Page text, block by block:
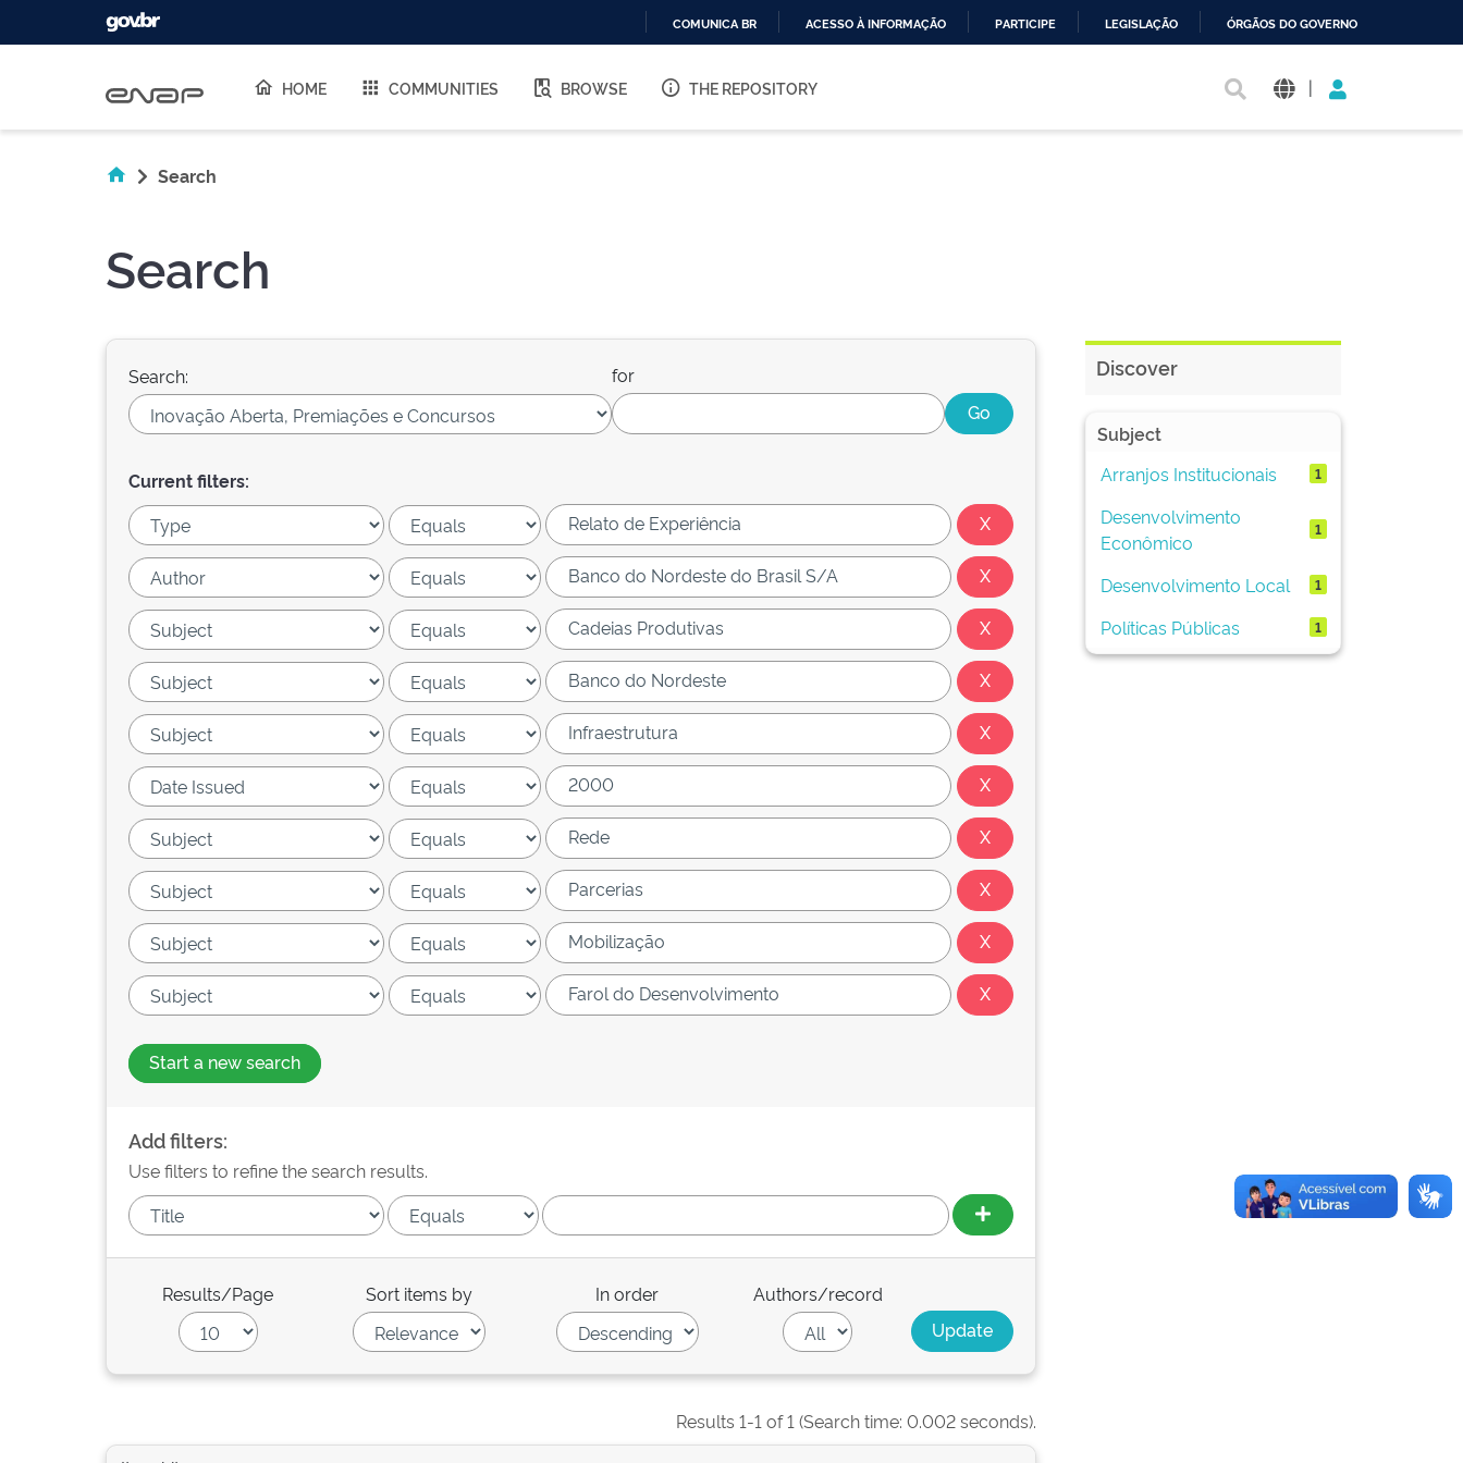
O
COMUNICA BR ACESSO À INFORMAÇÃO PARTICIPE LEGISLAÇÃO ÓRGÃOS DO GOVERNO
HOME COMMUNITIES BROWSE THE REPOSITORY |
Search
Search
Search: for
Current filters:
Start a new search
Add filters:
Use filters to refine the search results.
Results/Page Sort items by In order Authors/record
Results 1-1 of 1 (Search time: 0.002 seconds).
Discover
Subject
Arranjos Institucionais
1
Desenvolvimento
Econômico
1
Desenvolvimento Local 1
Políticas Públicas 1